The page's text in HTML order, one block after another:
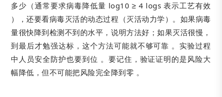
多少（通常要求病毒降低量 log10 ≥ 4 logs 表示工艺有效
），还要看病毒灭活的动态过程（灭活动力学）。如果病毒
量很快降到检测不到的水平，说明方法好；如果灭活很慢，
到最后才勉强达标，这个方法可能就不够可靠 。实验过程
中人员安全防护也要到位 。要记住，验证证明的是风险大
幅降低，但不可能把风险完全降到零 。